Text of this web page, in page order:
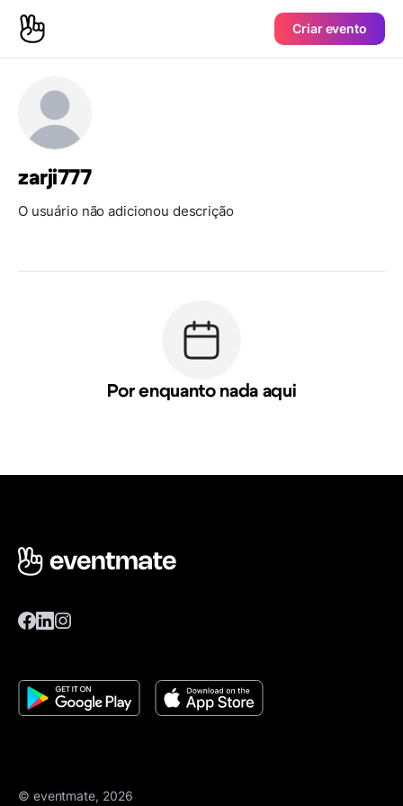
Criar evento
zarji777
O usuário não adicionou descrição
Por enquanto nada aqui
© eventmate, 2026